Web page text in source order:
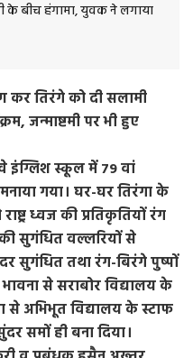
के बीच हंगामा, युवक ने लगाया
कर तिरंगे को दी सलामी
जन्माष्टमी पर भी हुए
इंग्लिश स्कूल में 79 वां
गया। घर-घर तिरंगा के
ध्वज की प्रतिकृतियों रंग
सुगंधित वल्लरियों से
सुगंधित तथा रंग-बिरंगे पुष्पों
भावना से सराबोर विद्यालय के
से अभिभूत विद्यालय के स्टाफ
समों ही बना दिया।